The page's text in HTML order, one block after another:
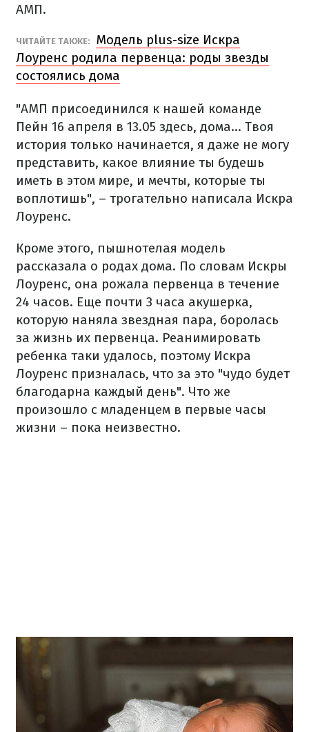
АМП.
ЧИТАЙТЕ ТАКЖЕ:
Модель plus-size Искра
Лоуренс родила первенца: роды звезды
состоялись дома
"AMП присоединился к нашей команде
Пейн 16 апреля в 13.05 здесь, дома... Твоя
история только начинается, я даже не могу
представить, какое влияние ты будешь
иметь в этом мире, и мечты, которые ты
воплотишь", – трогательно написала Искра
Лоуренс.
Кроме этого, пышнотелая модель
рассказала о родах дома. По словам Искры
Лоуренс, она рожала первенца в течение
24 часов. Еще почти 3 часа акушерка,
которую наняла звездная пара, боролась
за жизнь их первенца. Реанимировать
ребенка таки удалось, поэтому Искра
Лоуренс призналась, что за это "чудо будет
благодарна каждый день". Что же
произошло с младенцем в первые часы
жизни – пока неизвестно.